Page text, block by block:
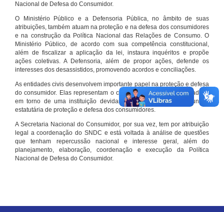
Nacional de Defesa do Consumidor.
O Ministério Público e a Defensoria Pública, no âmbito de suas
atribuições, também atuam na proteção e na defesa dos consumidores
e na construção da Política Nacional das Relações de Consumo. O
Ministério Público, de acordo com sua competência constitucional,
além de fiscalizar a aplicação da lei, instaura inquéritos e propõe
ações coletivas. A Defensoria, além de propor ações, defende os
interesses dos desassistidos, promovendo acordos e conciliações.
As entidades civis desenvolvem importante papel na proteção e defesa
do consumidor. Elas representam o conjunto organizado de cidadãos
em torno de uma instituição devidamente registrada e com função
estatutária de proteção e defesa dos consumidores.
A Secretaria Nacional do Consumidor, por sua vez, tem por atribuição
legal a coordenação do SNDC e está voltada à análise de questões
que tenham repercussão nacional e interesse geral, além do
planejamento, elaboração, coordenação e execução da Política
Nacional de Defesa do Consumidor.